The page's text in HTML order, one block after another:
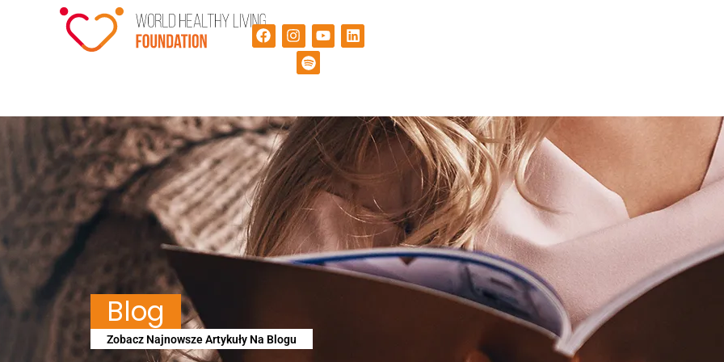
Blog
Zobacz Najnowsze Artykuły Na Blogu